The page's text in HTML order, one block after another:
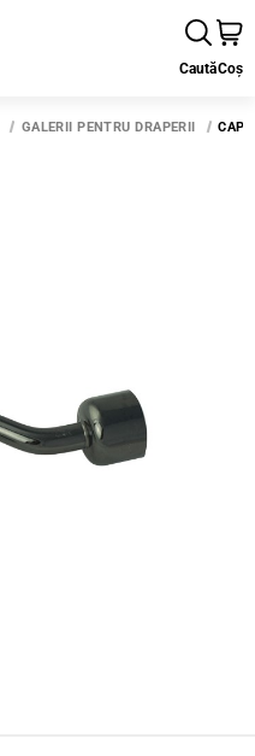
CautăCoș
GALERII PENTRU DRAPERII CAP